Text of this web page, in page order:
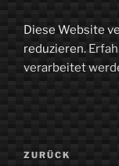
Diese Website
reduzieren.
verarbeitet
Vorheriger
ZURÜCK